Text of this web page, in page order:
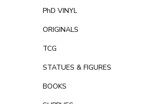
PhD VINYL
ORIGINALS
TCG
STATUES & FIGURES
BOOKS